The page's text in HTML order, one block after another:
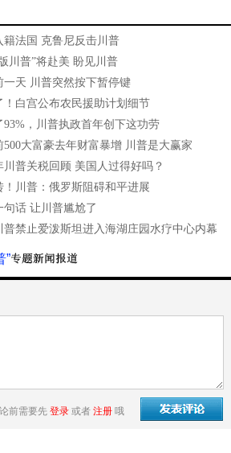
籍法国 克鲁尼反击川普
川普”将赴美 盼见川普
一天 川普突然按下暂停键
！白宫公布农民援助计划细节
93%，川普执政首年创下这功劳
500大富豪去年财富暴增 川普是大赢家
川普关税回顾 美国人过得好吗？
！川普：俄罗斯阻碍和平进展
句话 让川普尴尬了
普禁止爱泼斯坦进入海湖庄园水疗中心内幕
”
前需要先 登录 或者 注册 哦